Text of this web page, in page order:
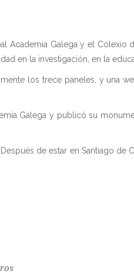
Academia Galega y el Colexio
en la investigación, en la
los trece paneles, y una
Galega y publicó su
de estar en Santiago de